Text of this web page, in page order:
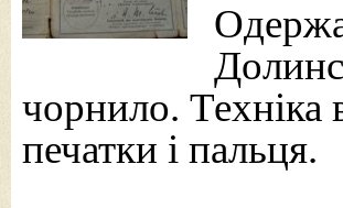
чорнило. Техніка
печатки і пальця.